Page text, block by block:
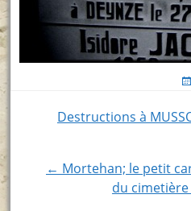
Post
navigation
Destructions à
← Mortehan; le petit
du